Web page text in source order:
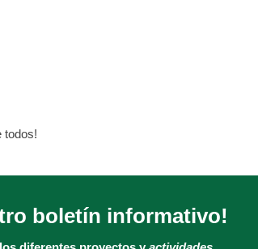
todos!
boletín informativo!